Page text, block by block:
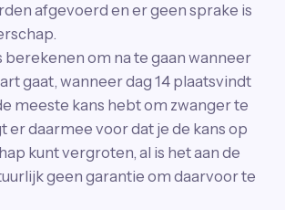
afgevoerd en er geen sprake is
berekenen om na te gaan wanneer
gaat, wanneer dag 14 plaatsvindt
meeste kans hebt om zwanger te
er daarmee voor dat je de kans op
kunt vergroten, al is het aan de
geen garantie om daarvoor te